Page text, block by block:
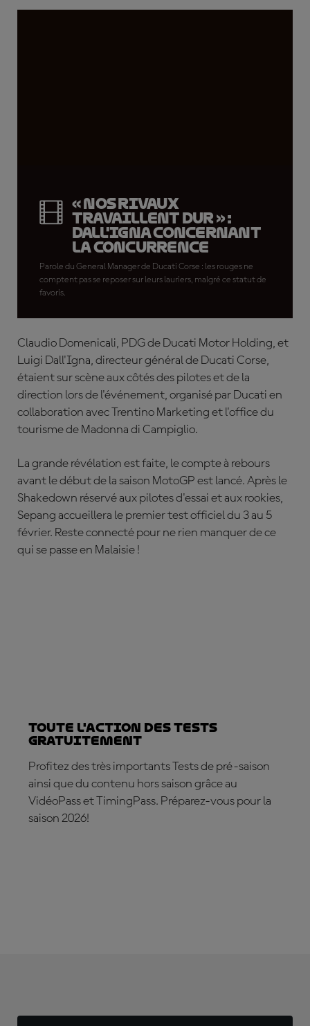
« Nos rivaux
travaillent dur » :
Dall'Igna concernant
la concurrence
Parole du General Manager de Ducati Corse : les rouges ne
comptent pas se reposer sur leurs lauriers, malgré ce statut de
favoris.
Claudio Domenicali, PDG de Ducati Motor Holding, et
Luigi Dall'Igna, directeur général de Ducati Corse,
étaient sur scène aux côtés des pilotes et de la
direction lors de l'événement, organisé par Ducati en
collaboration avec Trentino Marketing et l'office du
tourisme de Madonna di Campiglio.
La grande révélation est faite, le compte à rebours
avant le début de la saison MotoGP est lancé. Après le
Shakedown réservé aux pilotes d'essai et aux rookies,
Sepang accueillera le premier test officiel du 3 au 5
février. Reste connecté pour ne rien manquer de ce
qui se passe en Malaisie !
Toute l'action des Tests
gratuitement
Profitez des très importants Tests de pré-saison
ainsi que du contenu hors saison grâce au
VidéoPass et TimingPass. Préparez-vous pour la
saison 2026!